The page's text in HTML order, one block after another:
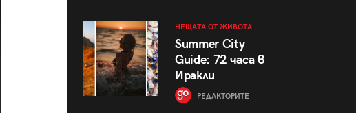
НЕЩАТА ОТ ЖИВОТА
Summer City
Guide: 72 часа в
Иракли
РЕДАКТОРИТЕ